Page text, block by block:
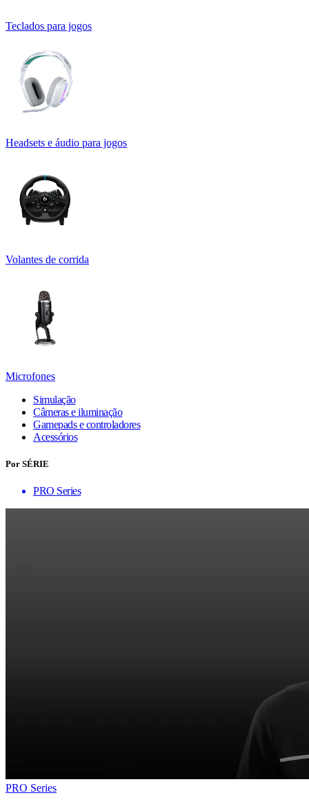
Teclados para jogos
Headsets e áudio para jogos
Volantes de corrida
Microfones
Simulação
Câmeras e iluminação
Gamepads e controladores
Acessórios
Por SÉRIE
PRO Series
PRO Series